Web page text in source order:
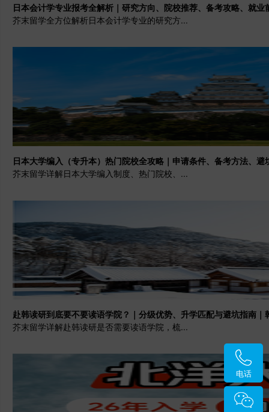
日本会计学专业报考全解析｜研究方向、院校推荐、备考攻略、就业
芥末留学全方位解析日本会计学专业的研究方...
日本大学编入（专升本）热门院校全攻略｜申请条件、备考方法、避
芥末留学详解日本大学编入制度、热门院校、...
赴韩读研到底要不要读语学院？｜分级优势、升学匹配与避坑指南｜
芥末留学详解赴韩读研是否需要读语学院，梳...
电话